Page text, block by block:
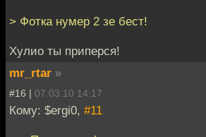
> Фотка нумер 2 зе бест!
Хулио ты приперся!
mr_rtar »
#16 | 07.03.10 14:17
Кому: $ergi0, #11